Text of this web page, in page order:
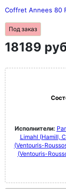
Coffret Annees 80
Под заказ
18189
Исполнители:
Limahl (Hamill,
(Ventouris-
(Ventouris-